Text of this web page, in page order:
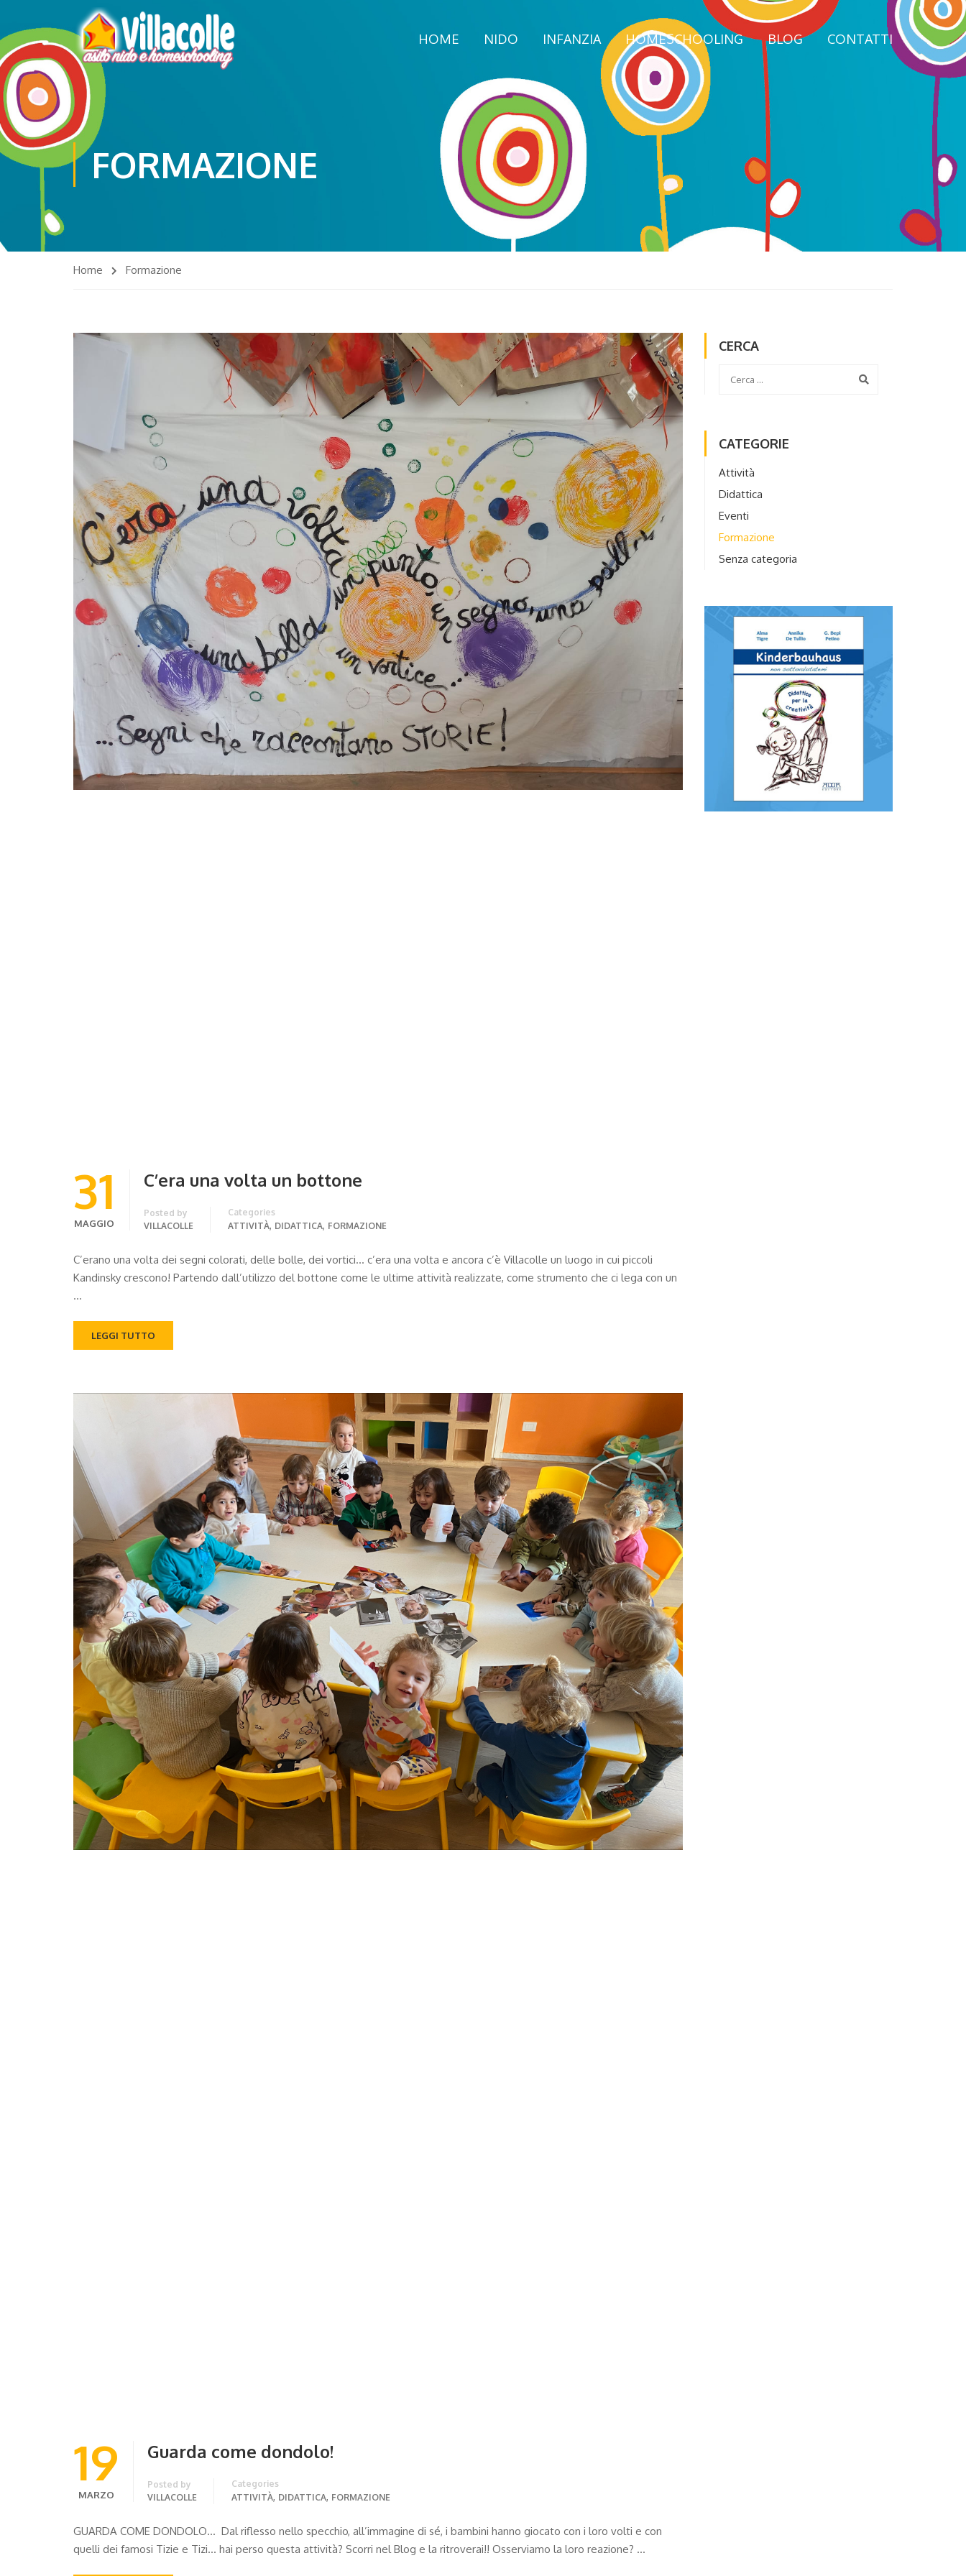
HOME NIDO INFANZIA HOMESCHOOLING BLOG CONTATTI
FORMAZIONE
Home Formazione
31
MAGGIO
C’era una volta un bottone
Posted by
VILLACOLLE
Categories
ATTIVITÀ, DIDATTICA, FORMAZIONE
C’erano una volta dei segni colorati, delle bolle, dei vortici… c’era una volta e ancora c’è Villacolle un luogo in cui piccoli
Kandinsky crescono! Partendo dall’utilizzo del bottone come le ultime attività realizzate, come strumento che ci lega con un
…
LEGGI TUTTO
19
MARZO
Guarda come dondolo!
Posted by
VILLACOLLE
Categories
ATTIVITÀ, DIDATTICA, FORMAZIONE
GUARDA COME DONDOLO… Dal riflesso nello specchio, all’immagine di sé, i bambini hanno giocato con i loro volti e con
quelli dei famosi Tizie e Tizi… hai perso questa attività? Scorri nel Blog e la ritroverai!! Osserviamo la loro reazione? …
CERCA
CATEGORIE
Attività
Didattica
Eventi
Formazione
Senza categoria